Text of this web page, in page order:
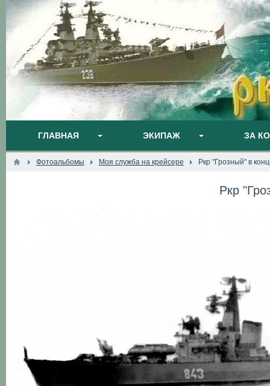
ГЛАВНАЯ ЭКИПАЖ ЗА
Фотоальбомы Моя служба на крейсере Ркр "Грозный" в
Ркр